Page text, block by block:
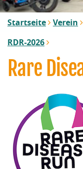
Startseite Verein
RDR-2026
Rare